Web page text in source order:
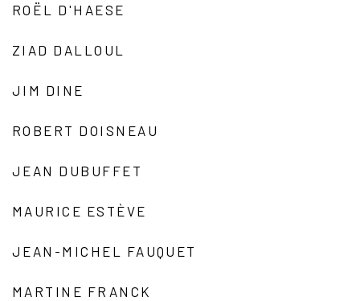
ROËL D'HAESE
ZIAD DALLOUL
JIM DINE
ROBERT DOISNEAU
JEAN DUBUFFET
MAURICE ESTÈVE
JEAN-MICHEL FAUQUET
MARTINE FRANCK